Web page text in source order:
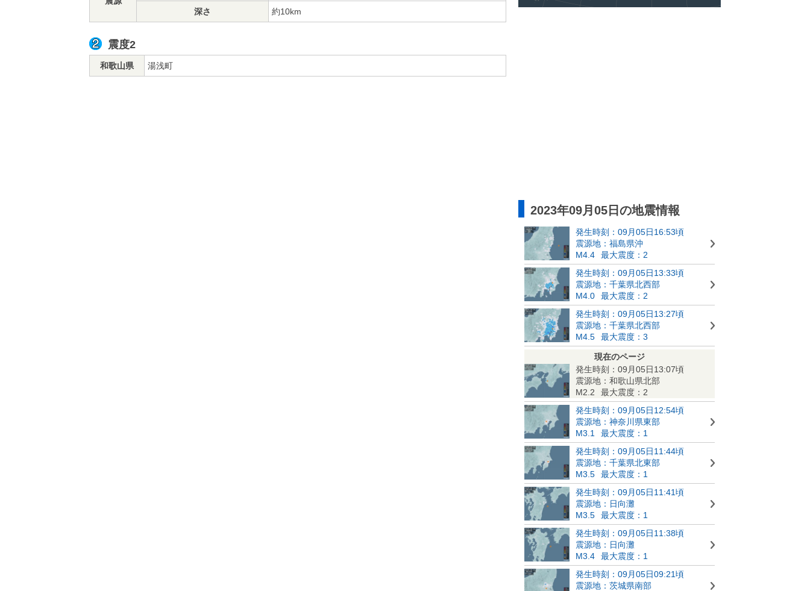
深さ
約10km
震度2
和歌山県 湯浅町
2023年09月05日の地震情報
発生時刻：09月05日16:53頃
震源地：福島県沖
M4.4
最大震度：2
発生時刻：09月05日13:33頃
震源地：千葉県北西部
M4.0
最大震度：2
発生時刻：09月05日13:27頃
震源地：千葉県北西部
M4.5
最大震度：3
現在のページ
発生時刻：09月05日13:07頃
震源地：和歌山県北部
M2.2
最大震度：2
発生時刻：09月05日12:54頃
震源地：神奈川県東部
M3.1
最大震度：1
発生時刻：09月05日11:44頃
震源地：千葉県北東部
M3.5
最大震度：1
発生時刻：09月05日11:41頃
震源地：日向灘
M3.5
最大震度：1
発生時刻：09月05日11:38頃
震源地：日向灘
M3.4
最大震度：1
発生時刻：09月05日09:21頃
震源地：茨城県南部